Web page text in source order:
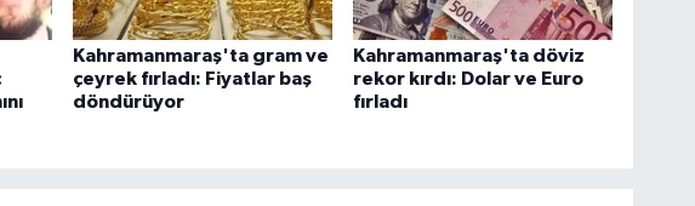
Kahramanmaraş'ta gram ve
çeyrek fırladı: Fiyatlar baş
döndürüyor
Kahramanmaraş'ta döviz
rekor kırdı: Dolar ve Euro
fırladı